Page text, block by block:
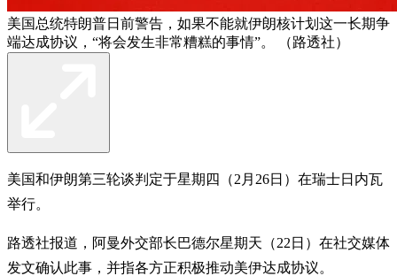
美国总统特朗普日前警告，如果不能就伊朗核计划这一长期争
端达成协议，“将会发生非常糟糕的事情”。 （路透社）
美国和伊朗第三轮谈判定于星期四（2月26日）在瑞士日内瓦
举行。
路透社报道，阿曼外交部长巴德尔星期天（22日）在社交媒体
发文确认此事，并指各方正积极推动美伊达成协议。